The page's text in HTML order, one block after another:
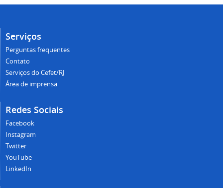
Serviços
Perguntas frequentes
Contato
Serviços do Cefet/RJ
Área de imprensa
Redes Sociais
Facebook
Instagram
Twitter
YouTube
LinkedIn